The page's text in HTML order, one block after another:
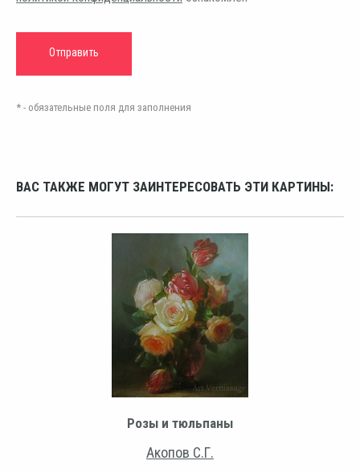
* - обязательные поля для заполнения
ВАС ТАКЖЕ МОГУТ ЗАИНТЕРЕСОВАТЬ ЭТИ КАРТИНЫ:
Розы и тюльпаны
Акопов С.Г.